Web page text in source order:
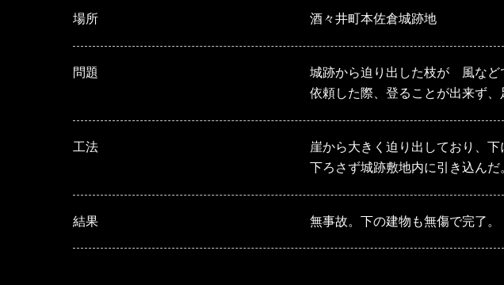
場所 酒々井町本佐倉城跡地
問題
城跡から迫り出した枝が 風など
依頼した際、登ることが出来ず
工法
崖から大きく迫り出しており、
下ろさず城跡敷地内に引き込んだ
結果 無事故。下の建物も無傷で完了。